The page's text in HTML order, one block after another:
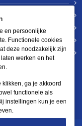
en persoonlijke
Functionele cookies
deze noodzakelijk zijn
werken en het
klikken, ga je akkoord
functionele als
instellingen kun je een